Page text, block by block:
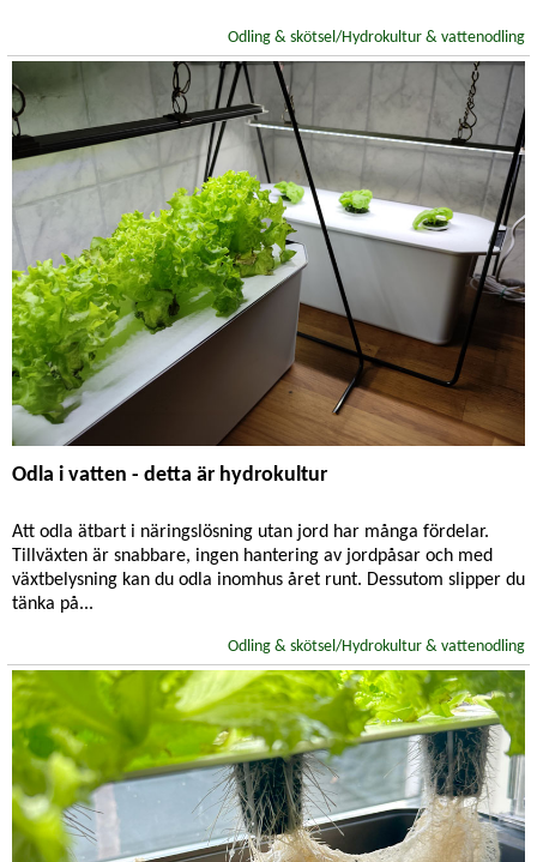
Odling & skötsel/Hydrokultur & vattenodling
Odla i vatten - detta är hydrokultur
Att odla ätbart i näringslösning utan jord har många fördelar.
Tillväxten är snabbare, ingen hantering av jordpåsar och med
växtbelysning kan du odla inomhus året runt. Dessutom slipper du
tänka på...
Odling & skötsel/Hydrokultur & vattenodling